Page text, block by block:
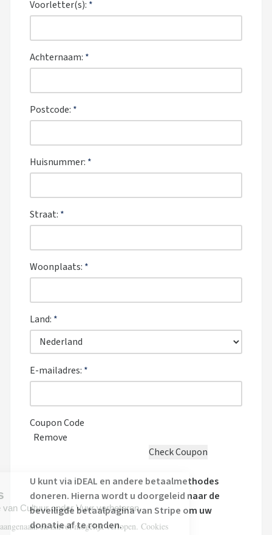
Voorletter(s): *
Achternaam: *
Postcode: *
Huisnummer: *
Straat: *
Woonplaats: *
Land: *
E-mailadres: *
Coupon Code
Remove
U kunt via iDEAL en andere betaalmethodes
doneren. Hierna wordt u doorgeleid naar de
beveiligde betaalpagina van Stripe om uw
donatie af te ronden.